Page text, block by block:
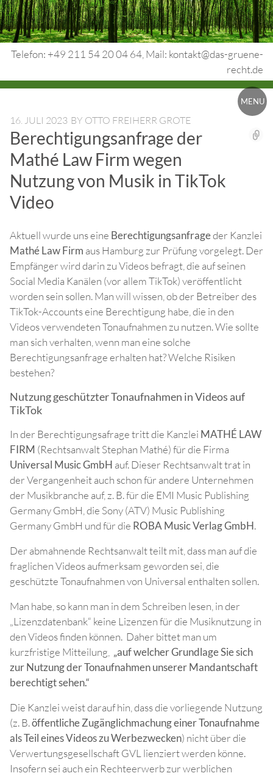
Skip
to
content
Telefon: +49 211 54 20 04 64, Mail: kontakt@das-gruene-
recht.de
Medienrecht.
gewerbl.
Rechtsschutz.
MENU
16. JULI 2023 BY OTTO FREIHERR GROTE
Berechtigungsanfrage der
Mathé Law Firm wegen
Nutzung von Musik in TikTok
Video
Aktuell wurde uns eine Berechtigungsanfrageder Kanzlei
Mathé Law Firm aus Hamburg zur Prüfung vorgelegt. Der
Empfänger wird darin zu Videos befragt, die auf seinen
Social Media Kanälen (vor allem TikTok) veröffentlicht
worden sein sollen. Man will wissen, ob der Betreiber des
TikTok-Accounts eine Berechtigung habe, die in den
Videos verwendeten Tonaufnahmen zu nutzen. Wie sollte
man sich verhalten, wenn man eine solche
Berechtigungsanfrage erhalten hat? Welche Risiken
bestehen?
Nutzung geschützter Tonaufnahmen in Videos auf
TikTok
In der Berechtigungsafrage tritt die Kanzlei MATHÉ LAW
FIRM (Rechtsanwalt Stephan Mathé) für die Firma
Universal Music GmbH auf. Dieser Rechtsanwalt trat in
der Vergangenheit auch schon für andere Unternehmen
der Musikbranche auf, z. B. für die EMI Music Publishing
Germany GmbH, die Sony (ATV) Music Publishing
Germany GmbH und für die ROBA Music Verlag GmbH.
Der abmahnende Rechtsanwalt teilt mit, dass man auf die
fraglichen Videos aufmerksam geworden sei, die
geschützte Tonaufnahmen von Universal enthalten sollen.
Man habe, so kann man in dem Schreiben lesen, in der
„Lizenzdatenbank“ keine Lizenzen für die Musiknutzung in
den Videos finden können. Daher bittet man um
kurzfristige Mitteilung, „auf welcher Grundlage Sie sich
zur Nutzung der Tonaufnahmen unserer Mandantschaft
berechtigt sehen.“
Die Kanzlei weist darauf hin, dass die vorliegende Nutzung
(z. B.öffentliche Zugänglichmachung einer Tonaufnahme
als Teil eines Videos zu Werbezwecken) nicht über die
Verwertungsgesellschaft GVL lienziert werden könne.
Insofern sei auch ein Rechteerwerb zur werblichen